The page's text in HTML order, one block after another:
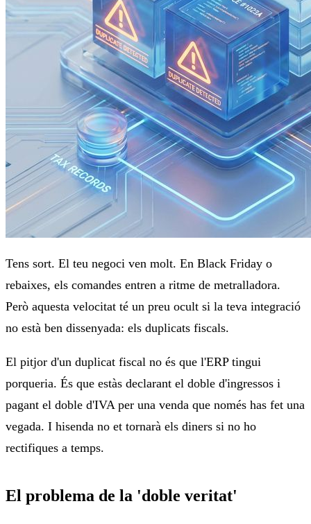
Tens sort. El teu negoci ven molt. En Black Friday o
rebaixes, els comandes entren a ritme de metralladora.
Però aquesta velocitat té un preu ocult si la teva integració
no està ben dissenyada: els duplicats fiscals.
El pitjor d'un duplicat fiscal no és que l'ERP tingui
porqueria. És que estàs declarant el doble d'ingressos i
pagant el doble d'IVA per una venda que només has fet una
vegada. I hisenda no et tornarà els diners si no ho
rectifiques a temps.
El problema de la 'doble veritat'